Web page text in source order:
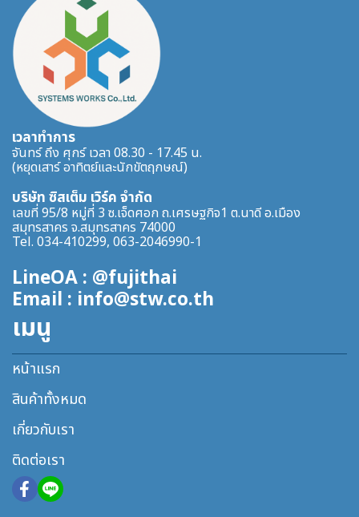
เวลาทำการ
จันทร์ ถึง ศุกร์ เวลา 08.30 - 17.45 น.
(หยุดเสาร์ อาทิตย์และนักขัตฤกษณ์)
บริษัท ซิสเต็ม เวิร์ค จำกัด
เลขที่ 95/8 หมู่ที่ 3 ซ.เจ็ดศอก ถ.เศรษฐกิจ1 ต.นาดี อ.เมือง
สมุทรสาคร จ.สมุทรสาคร 74000
Tel. 034-410299, 063-2046990-1
LineOA : @fujithai
Email : info@stw.co.th
เมนู
หน้าแรก
สินค้าทั้งหมด
เกี่ยวกับเรา
ติดต่อเรา